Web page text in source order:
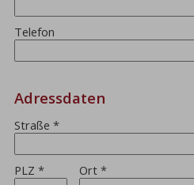
Telefon
Adressdaten
Straße*
PLZ* Ort *